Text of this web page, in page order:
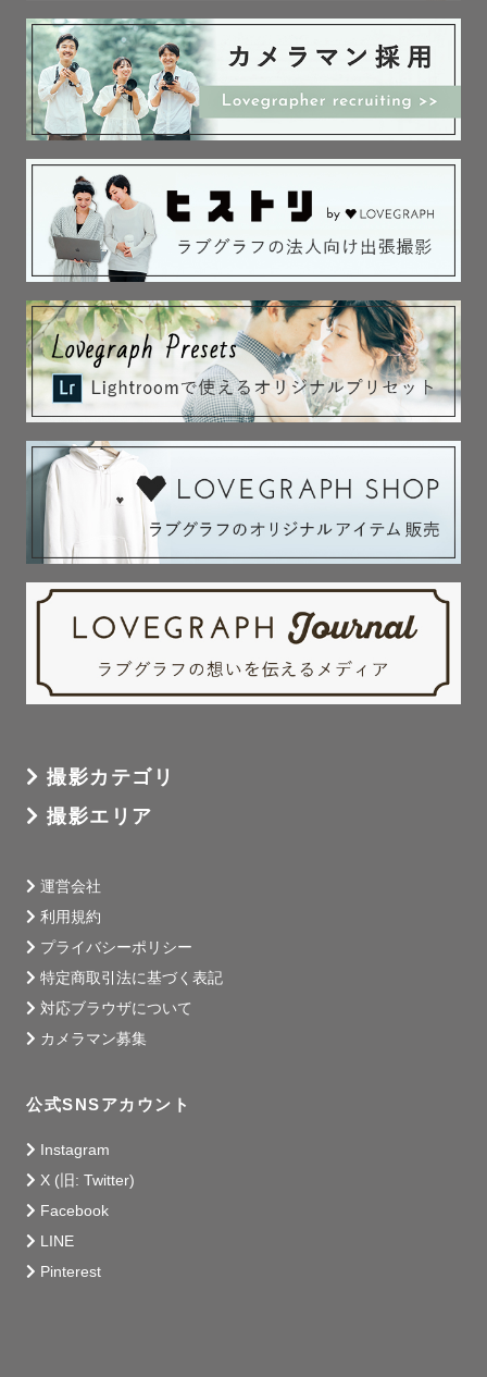
て...
🌿Nature🌊
公園・海などでの自然の中での撮影がとても得意です♡
自然でナチュラルな雰囲気になるように撮影いたします🌿
おすすめの場所もご提案しますので聞いてください!
🌸Flower🌼
私自身お花がとても好きでお花と撮影するのが得意です♡
今まで色々なお花と場所のお花畑で撮影してきました!
季節のお花と撮影したい方はおすすめの時期や撮影地をご
紹介するので早めにご相談下さい💐
全国のお花畑で撮影をするのが夢です💐!
ex.菜の花,桜,ポピー,ネモフィラ,紫陽花,向日葵,コスモ
ス...
-----------------------------------
✈️今までの撮影で呼んでいただいた都道府県✈️
北海道/東京/神奈川/埼玉/千葉/茨城/栃木/静岡/愛知/兵
庫...
全国で撮影を承っています~✈︎
------------------------------------
▼撮影日時について
・基本的に土日祝で承ります
▼交通費について
撮影カテゴリ
撮影エリア
運営会社
利用規約
プライバシーポリシー
特定商取引法に基づく表記
対応ブラウザについて
カメラマン募集
公式SNSアカウント
Instagram
X (旧: Twitter)
Facebook
LINE
Pinterest